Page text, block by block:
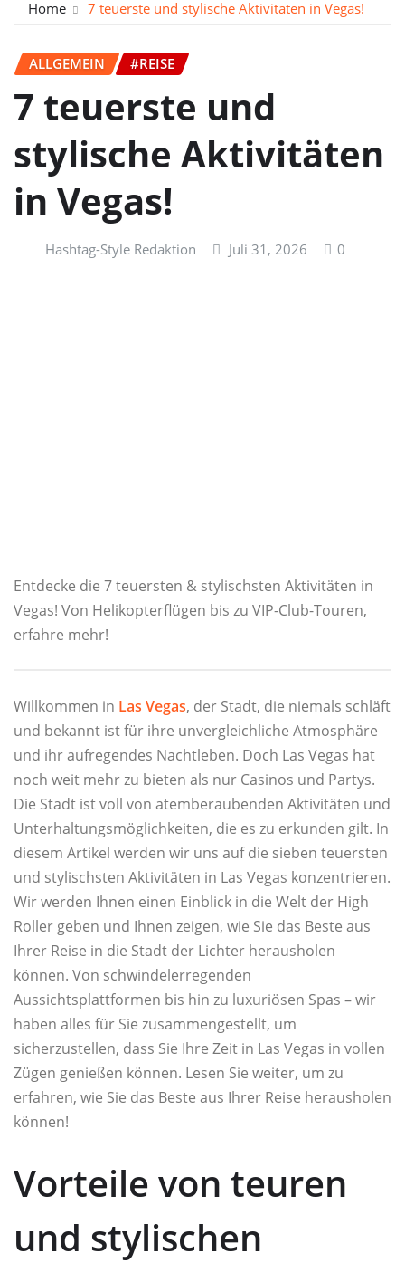
Home 7 teuerste und stylische Aktivitäten in Vegas!
ALLGEMEIN #REISE
7 teuerste und
stylische Aktivitäten
in Vegas!
Hashtag-Style Redaktion Juli 31, 2026 0
Entdecke die 7 teuersten & stylischsten Aktivitäten in
Vegas! Von Helikopterflügen bis zu VIP-Club-Touren,
erfahre mehr!
Willkommen in Las Vegas, der Stadt, die niemals schläft
und bekannt ist für ihre unvergleichliche Atmosphäre
und ihr aufregendes Nachtleben. Doch Las Vegas hat
noch weit mehr zu bieten als nur Casinos und Partys.
Die Stadt ist voll von atemberaubenden Aktivitäten und
Unterhaltungsmöglichkeiten, die es zu erkunden gilt. In
diesem Artikel werden wir uns auf die sieben teuersten
und stylischsten Aktivitäten in Las Vegas konzentrieren.
Wir werden Ihnen einen Einblick in die Welt der High
Roller geben und Ihnen zeigen, wie Sie das Beste aus
Ihrer Reise in die Stadt der Lichter herausholen
können. Von schwindelerregenden
Aussichtsplattformen bis hin zu luxuriösen Spas – wir
haben alles für Sie zusammengestellt, um
sicherzustellen, dass Sie Ihre Zeit in Las Vegas in vollen
Zügen genießen können. Lesen Sie weiter, um zu
erfahren, wie Sie das Beste aus Ihrer Reise herausholen
können!
Vorteile von teuren
und stylischen